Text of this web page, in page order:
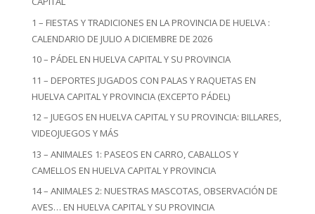
1 – FIESTAS Y TRADICIONES EN LA PROVINCIA DE HUELVA :
CALENDARIO DE JULIO A DICIEMBRE DE 2026
10 – PÁDEL EN HUELVA CAPITAL Y SU PROVINCIA
11 – DEPORTES JUGADOS CON PALAS Y RAQUETAS EN
HUELVA CAPITAL Y PROVINCIA (EXCEPTO PÁDEL)
12 – JUEGOS EN HUELVA CAPITAL Y SU PROVINCIA: BILLARES,
VIDEOJUEGOS Y MÁS
13 – ANIMALES 1: PASEOS EN CARRO, CABALLOS Y
CAMELLOS EN HUELVA CAPITAL Y PROVINCIA
14 – ANIMALES 2: NUESTRAS MASCOTAS, OBSERVACIÓN DE
AVES… EN HUELVA CAPITAL Y SU PROVINCIA